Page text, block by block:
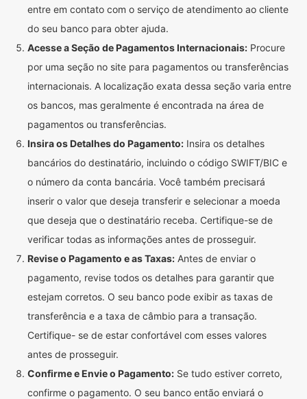
entre em contato com o serviço de atendimento ao cliente
do seu banco para obter ajuda.
Acesse a Seção de Pagamentos Internacionais: Procure
por uma seção no site para pagamentos ou transferências
internacionais. A localização exata dessa seção varia entre
os bancos, mas geralmente é encontrada na área de
pagamentos ou transferências.
Insira os Detalhes do Pagamento: Insira os detalhes
bancários do destinatário, incluindo o código SWIFT/BIC e
o número da conta bancária. Você também precisará
inserir o valor que deseja transferir e selecionar a moeda
que deseja que o destinatário receba. Certifique-se de
verificar todas as informações antes de prosseguir.
Revise o Pagamento e as Taxas: Antes de enviar o
pagamento, revise todos os detalhes para garantir que
estejam corretos. O seu banco pode exibir as taxas de
transferência e a taxa de câmbio para a transação.
Certifique- se de estar confortável com esses valores
antes de prosseguir.
Confirme e Envie o Pagamento: Se tudo estiver correto,
confirme o pagamento. O seu banco então enviará o